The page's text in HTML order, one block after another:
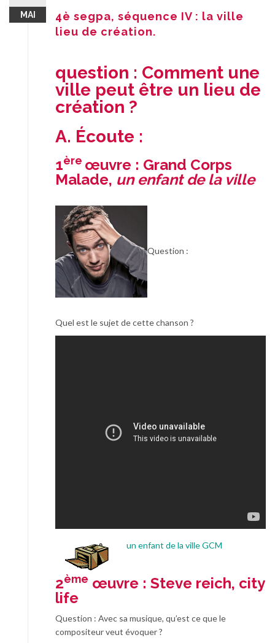
MAI
4è segpa, séquence IV : la ville
lieu de création.
question : Comment une
ville peut être un lieu de
création ?
A. Écoute :
1ère œuvre : Grand Corps
Malade, un enfant de la ville
Question :
Quel est le sujet de cette chanson ?
un enfant de la ville GCM
2ème œuvre : Steve reich, city
life
Question : Avec sa musique, qu’est ce que le
compositeur veut évoquer ?